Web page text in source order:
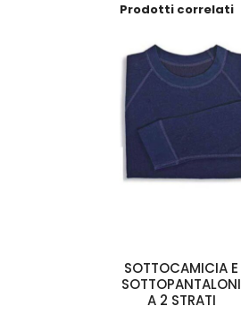
Prodotti correlati
SOTTOCAMICIA E
SOTTOPANTALONI
A 2 STRATI